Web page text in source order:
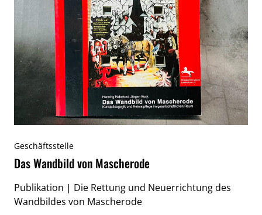
Geschäftsstelle
Das Wandbild von Mascherode
Publikation | Die Rettung und Neuerrichtung des
Wandbildes von Mascherode